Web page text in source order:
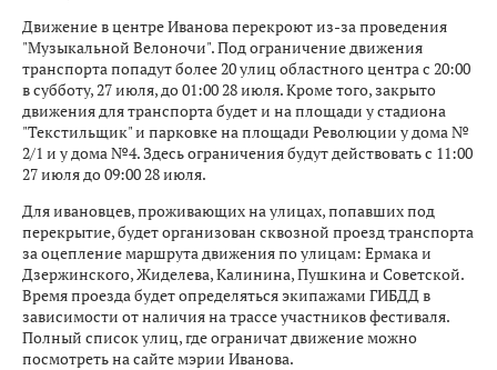
Движение в центре Иванова перекроют из-за проведения
"Музыкальной Велоночи". Под ограничение движения
транспорта попадут более 20 улиц областного центра с 20:00
в субботу, 27 июля, до 01:00 28 июля. Кроме того, закрыто
движения для транспорта будет и на площади у стадиона
"Текстильщик" и парковке на площади Революции у дома №
2/1 и у дома №4. Здесь ограничения будут действовать с 11:00
27 июля до 09:00 28 июля.
Для ивановцев, проживающих на улицах, попавших под
перекрытие, будет организован сквозной проезд транспорта
за оцепление маршрута движения по улицам: Ермака и
Дзержинского, Жиделева, Калинина, Пушкина и Советской.
Время проезда будет определяться экипажами ГИБДД в
зависимости от наличия на трассе участников фестиваля.
Полный список улиц, где ограничат движение можно
посмотреть на сайте мэрии Иванова.